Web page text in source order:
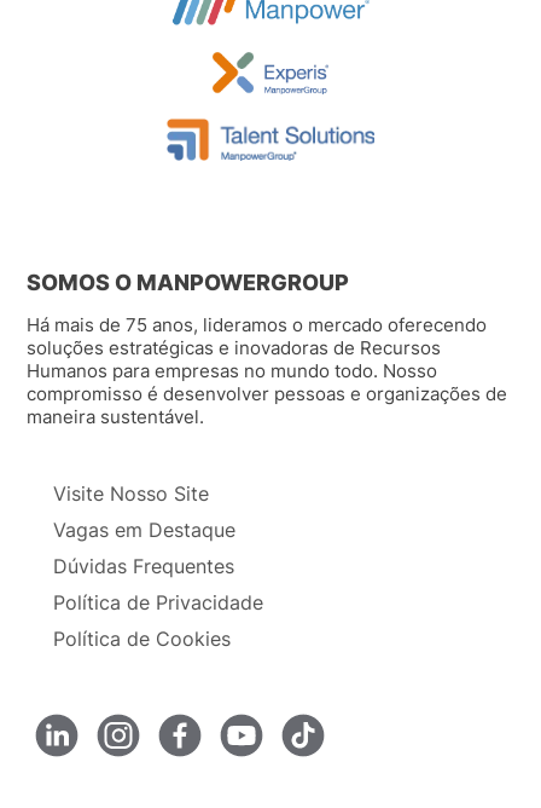
SOMOS O MANPOWERGROUP
Há mais de 75 anos, lideramos o mercado oferecendo
soluções estratégicas e inovadoras de Recursos
Humanos para empresas no mundo todo. Nosso
compromisso é desenvolver pessoas e organizações de
maneira sustentável.
Visite Nosso Site
Vagas em Destaque
Dúvidas Frequentes
Política de Privacidade
Política de Cookies